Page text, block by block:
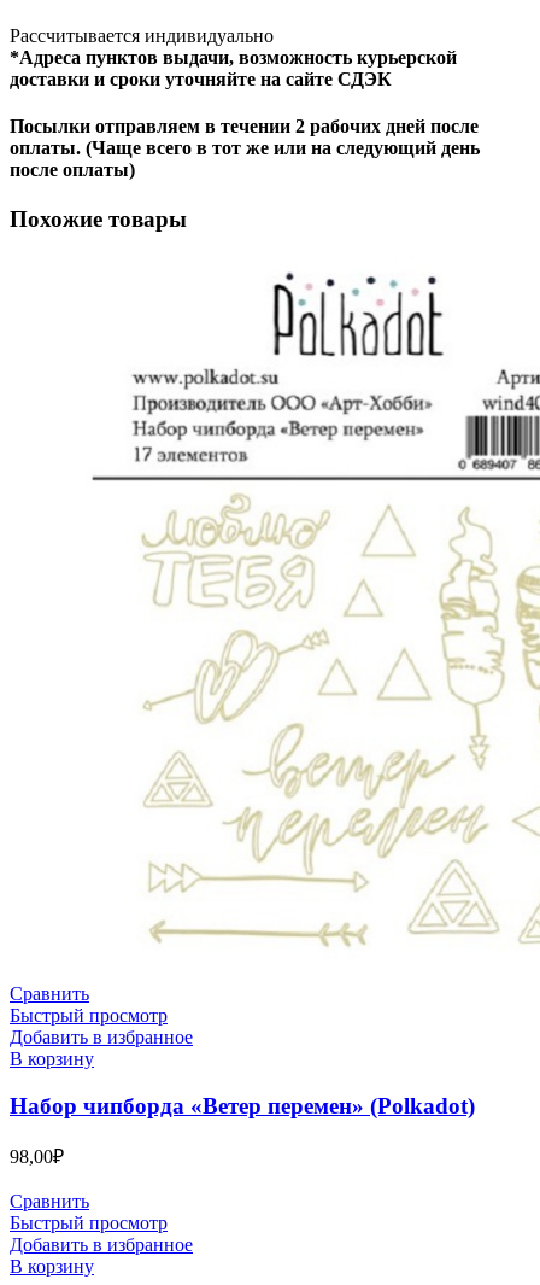
Рассчитывается индивидуально
*Адреса пунктов выдачи, возможность курьерской
доставки и сроки уточняйте на сайте СДЭК
Посылки отправляем в течении 2 рабочих дней после
оплаты. (Чаще всего в тот же или на следующий день
после оплаты)
Похожие товары
Сравнить
Быстрый просмотр
Добавить в избранное
В корзину
Набор чипборда «Ветер перемен» (Polkadot)
98,00₽
Сравнить
Быстрый просмотр
Добавить в избранное
В корзину